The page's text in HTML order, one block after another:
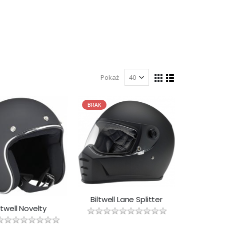
Pokaż
Novelty
BRAK
Biltwell Lane Splitter